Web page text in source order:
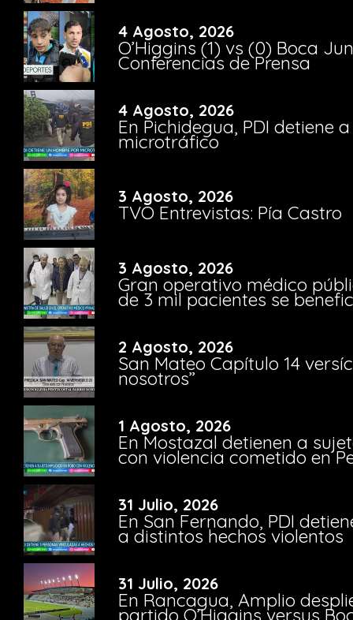
4 Agosto, 2026
O’Higgins (1) vs (0) Boca
Conferencias de Prensa
4 Agosto, 2026
En Pichidegua, PDI detiene
microtráfico
3 Agosto, 2026
TVO Entrevistas: Pía Castro
3 Agosto, 2026
Gran operativo médico
de 3 mil pacientes se
2 Agosto, 2026
San Mateo Capítulo 14
nosotros”
1 Agosto, 2026
En Mostazal detienen a
con violencia cometido en
31 Julio, 2026
En San Fernando, PDI
a distintos hechos violentos
31 Julio, 2026
En Rancagua, Amplio
partido O’Higgins versus